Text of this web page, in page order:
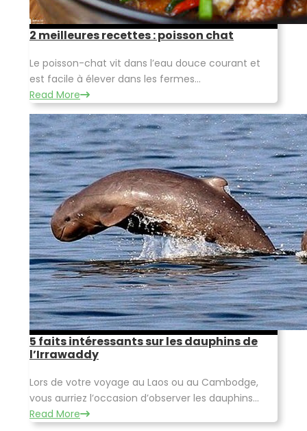
2 meilleures recettes : poisson chat
Le poisson-chat vit dans l’eau douce courant et
est facile à élever dans les fermes...
Read More
5 faits intéressants sur les dauphins de
l’Irrawaddy
Lors de votre voyage au Laos ou au Cambodge,
vous aurriez l’occasion d’observer les dauphins...
Read More